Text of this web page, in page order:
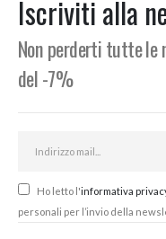
Iscriviti alla
Non perderti tutte le
del -7%
Ho letto l'informativa
personali per l’invio della